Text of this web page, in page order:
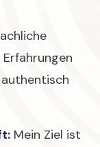
Mein Ziel ist